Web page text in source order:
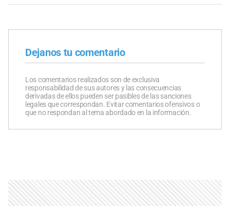
Dejanos tu comentario
Los comentarios realizados son de exclusiva
responsabilidad de sus autores y las consecuencias
derivadas de ellos pueden ser pasibles de las sanciones
legales que correspondan. Evitar comentarios ofensivos o
que no respondan al tema abordado en la información.